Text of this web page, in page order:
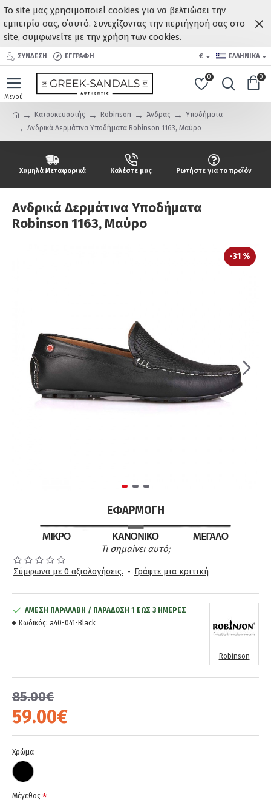
Το site μας χρησιμοποιεί cookies για να βελτιώσει την
εμπειρία σας, σ΄αυτό. Συνεχίζοντας την περιήγησή σας στο
site, συμφωνείτε με την χρήση των cookies.
ΣΥΝΔΕΣΗ ΕΓΓΡΑΦΗ € ΕΛΛΗΝΙΚΆ
0 0
Κατασκευαστής Robinson Άνδρας
Υποδήματα
Aνδρικά Δερμάτινα Υποδήματα Robinson 1163, Μαύρο
Χαμηλά Μεταφορικά Καλέστε μας Ρωτήστε για το προϊόν
Aνδρικά Δερμάτινα Υποδήματα
Robinson 1163, Μαύρο
-31 %
ΕΦΑΡΜΟΓΉ
Τι σημαίνει αυτό;
Σύμφωνα με 0 αξιολογήσεις. - Γράψτε μια κριτική
59.00€
85.00€
ΆΜΕΣΗ ΠΑΡΑΛΑΒΉ / ΠΑΡΆΔOΣΗ 1 ΈΩΣ 3 ΗΜΈΡΕΣ
Κωδικός: a40-041-Black
Robinson
Χρώμα
Μέγεθος